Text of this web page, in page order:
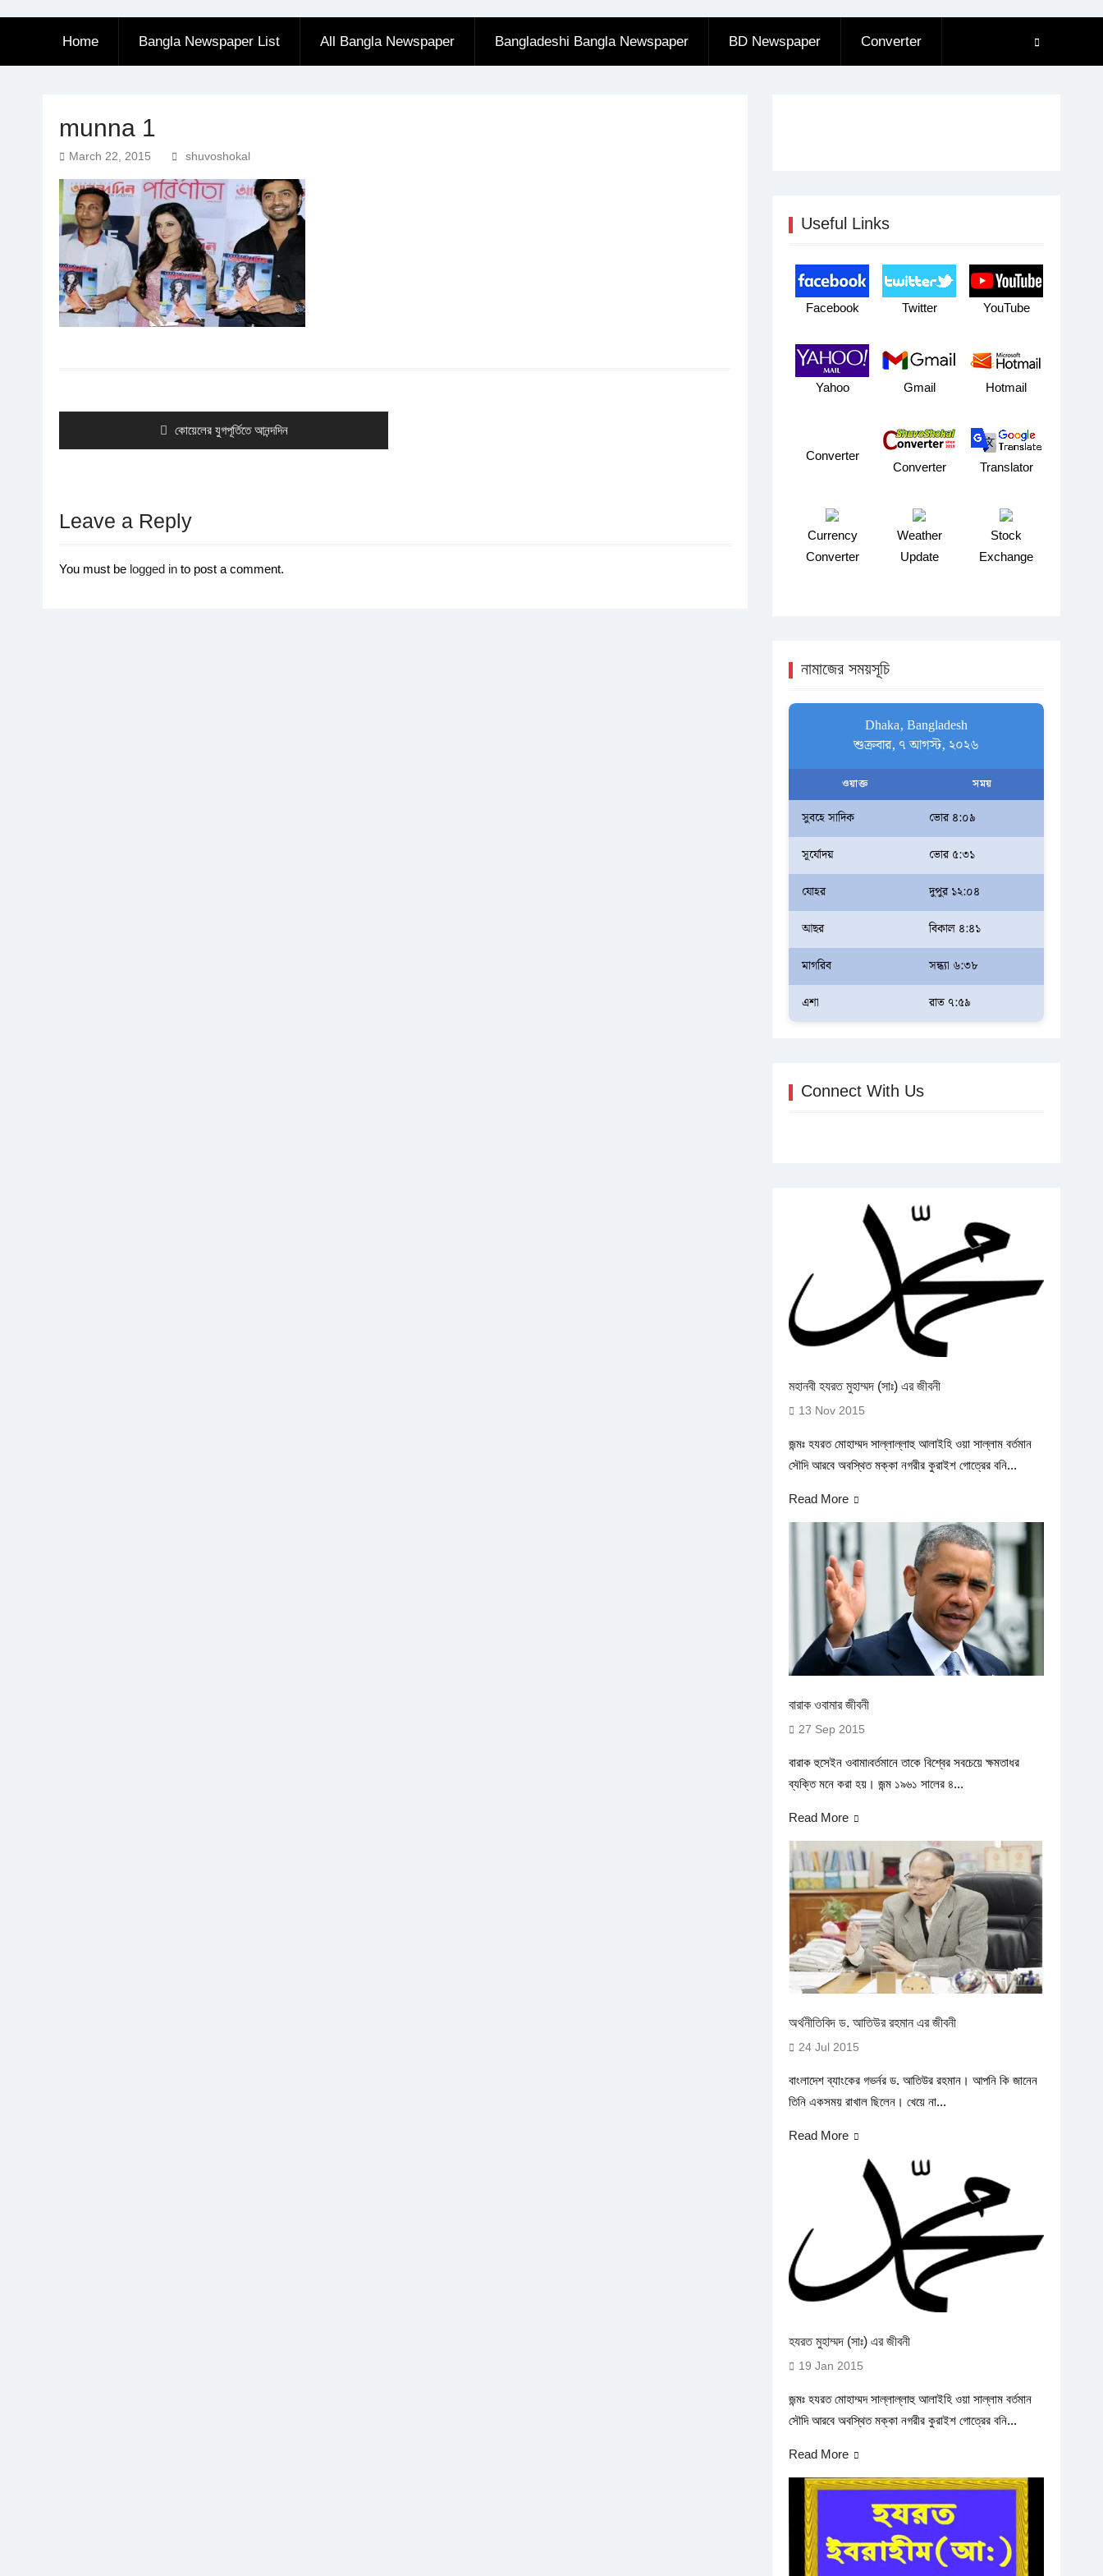
Home Bangla Newspaper List All Bangla Newspaper Bangladeshi Bangla Newspaper BD Newspaper Converter
munna 1
March 22, 2015 shuvoshokal
Previous
post:
কোয়েলের যুগপূর্তিতে আনন্দদিন
Leave a Reply
You must be logged in to post a comment.
Useful Links
Facebook Twitter YouTube
Yahoo Gmail Hotmail
Converter
Converter
Translator
Currency
Converter
Weather
Update
Stock
Exchange
নামাজের সময়সূচি
Dhaka, Bangladesh
শুক্রবার, ৭ আগস্ট, ২০২৬
ওয়াক্ত সময়
সুবহে সাদিক ভোর ৪:০৯
সূর্যোদয় ভোর ৫:৩১
যোহর দুপুর ১২:০৪
আছর বিকাল ৪:৪১
মাগরিব সন্ধ্যা ৬:৩৮
এশা রাত ৭:৫৯
Connect With Us
মহানবী হযরত মুহাম্মদ (সাঃ) এর জীবনী
13 Nov 2015
জন্মঃ হযরত মোহাম্মদ সাল্লাল্লাহু আলাইহি ওয়া সাল্লাম বর্তমান
সৌদি আরবে অবস্থিত মক্কা নগরীর কুরাইশ গোত্রের বনি...
Read More
বারাক ওবামার জীবনী
27 Sep 2015
বারাক হুসেইন ওবামা৷বর্তমানে তাকে বিশ্বের সবচেয়ে ক্ষমতাধর
ব্যক্তি মনে করা হয়। জন্ম ১৯৬১ সালের ৪...
Read More
অর্থনীতিবিদ ড. আতিউর রহমান এর জীবনী
24 Jul 2015
বাংলাদেশ ব্যাংকের গভর্নর ড. আতিউর রহমান। আপনি কি জানেন
তিনি একসময় রাখাল ছিলেন। খেয়ে না...
Read More
হযরত মুহাম্মদ (সাঃ) এর জীবনী
19 Jan 2015
জন্মঃ হযরত মোহাম্মদ সাল্লাল্লাহু আলাইহি ওয়া সাল্লাম বর্তমান
সৌদি আরবে অবস্থিত মক্কা নগরীর কুরাইশ গোত্রের বনি...
Read More